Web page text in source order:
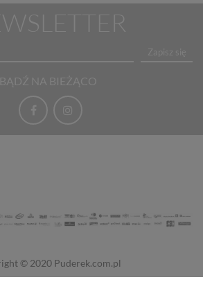
Zapisz się
BĄDŹ NA BIEŻĄCO
© 2020 Puderek.com.pl